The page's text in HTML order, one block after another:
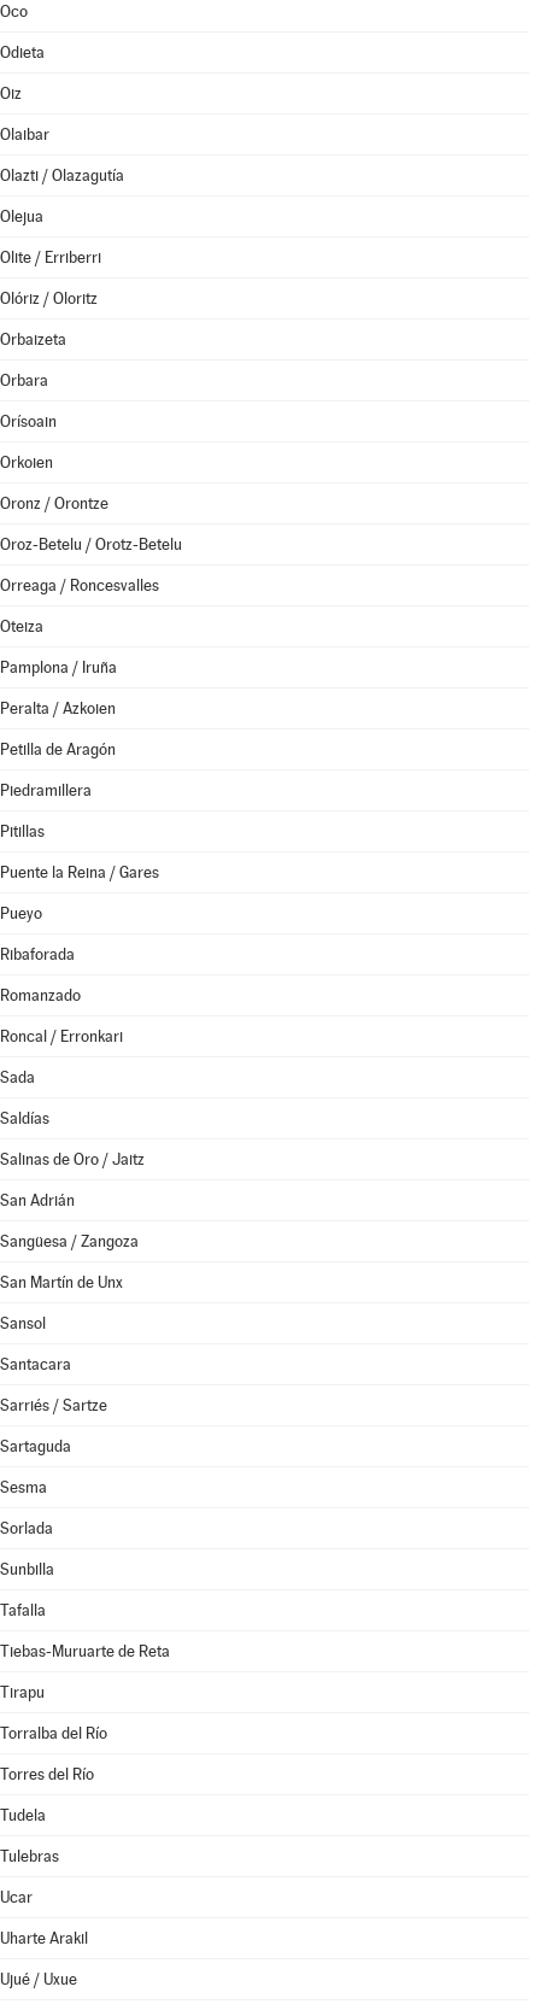
Oco
Odieta
Oiz
Olaibar
Olazti / Olazagutía
Olejua
Olite / Erriberri
Olóriz / Oloritz
Orbaizeta
Orbara
Orísoain
Orkoien
Oronz / Orontze
Oroz-Betelu / Orotz-Betelu
Orreaga / Roncesvalles
Oteiza
Pamplona / Iruña
Peralta / Azkoien
Petilla de Aragón
Piedramillera
Pitillas
Puente la Reina / Gares
Pueyo
Ribaforada
Romanzado
Roncal / Erronkari
Sada
Saldías
Salinas de Oro / Jaitz
San Adrián
Sangüesa / Zangoza
San Martín de Unx
Sansol
Santacara
Sarriés / Sartze
Sartaguda
Sesma
Sorlada
Sunbilla
Tafalla
Tiebas-Muruarte de Reta
Tirapu
Torralba del Río
Torres del Río
Tudela
Tulebras
Ucar
Uharte Arakil
Ujué / Uxue